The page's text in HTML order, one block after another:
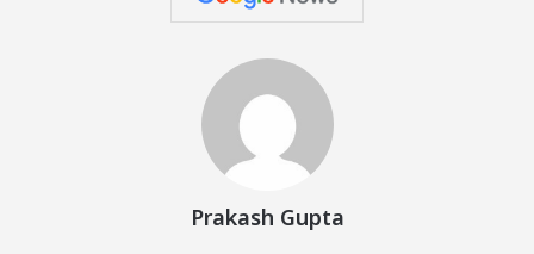
Prakash Gupta